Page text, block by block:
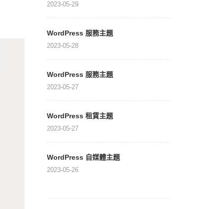
2023-05-29
WordPress 服務主題
2023-05-28
WordPress 服務主題
2023-05-27
WordPress 租賃主題
2023-05-27
WordPress 自媒體主題
2023-05-26